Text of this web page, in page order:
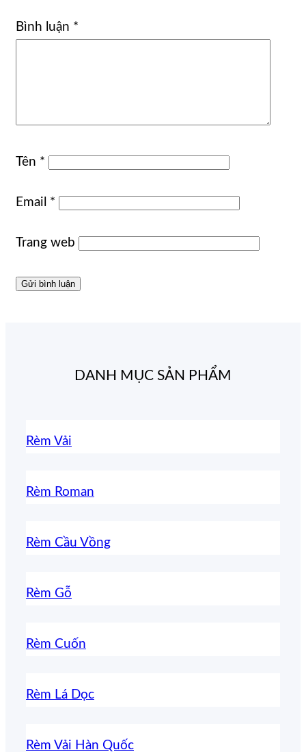
Bình luận *
Tên *
Email *
Trang web
DANH MỤC SẢN PHẨM
Rèm Vải
Rèm Roman
Rèm Cầu Vồng
Rèm Gỗ
Rèm Cuốn
Rèm Lá Dọc
Rèm Vải Hàn Quốc